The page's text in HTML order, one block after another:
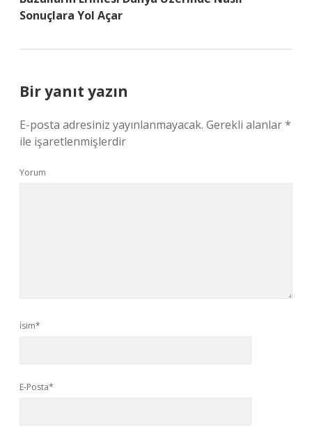
Sonuçlara Yol Açar
Bir yanıt yazın
E-posta adresiniz yayınlanmayacak. Gerekli alanlar*
ile işaretlenmişlerdir
Yorum
İsim*
E-Posta*